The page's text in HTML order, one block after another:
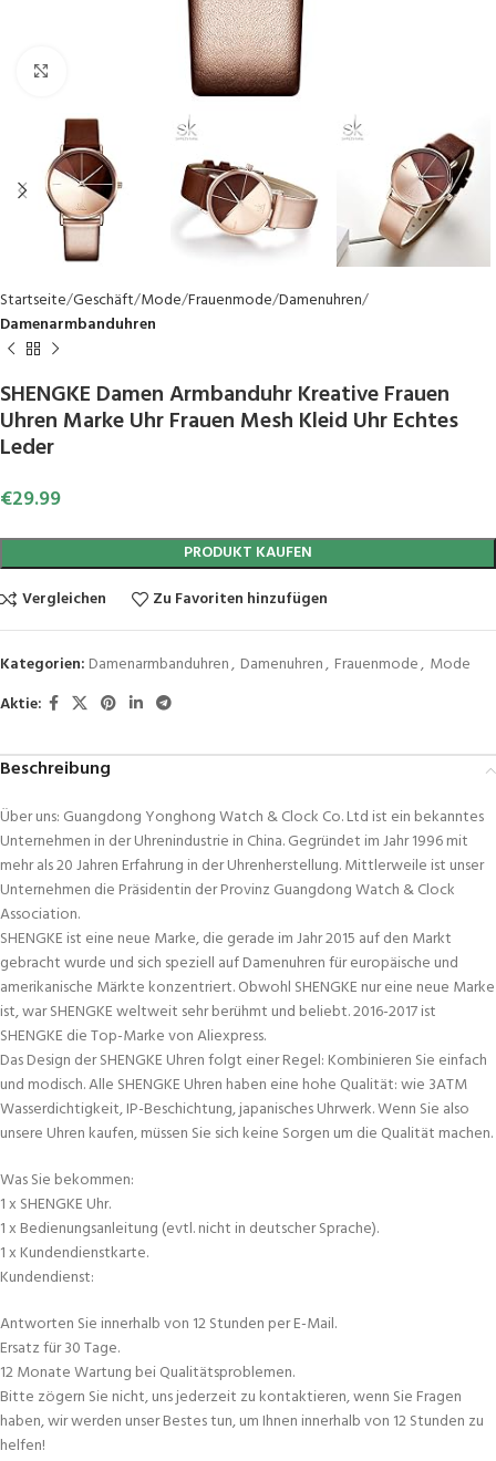
Startseite Geschäft Mode Frauenmode Damenuhren
Damenarmbanduhren
SHENGKE Damen Armbanduhr Kreative Frauen
Uhren Marke Uhr Frauen Mesh Kleid Uhr Echtes
Leder
€29.99
PRODUKT KAUFEN
Vergleichen
Zu Favoriten hinzufügen
Kategorien: Damenarmbanduhren, Damenuhren, Frauenmode, Mode
Aktie:
Beschreibung
Über uns: Guangdong Yonghong Watch & Clock Co. Ltd ist ein bekanntes
Unternehmen in der Uhrenindustrie in China. Gegründet im Jahr 1996 mit
mehr als 20 Jahren Erfahrung in der Uhrenherstellung. Mittlerweile ist unser
Unternehmen die Präsidentin der Provinz Guangdong Watch & Clock
Association.
SHENGKE ist eine neue Marke, die gerade im Jahr 2015 auf den Markt
gebracht wurde und sich speziell auf Damenuhren für europäische und
amerikanische Märkte konzentriert. Obwohl SHENGKE nur eine neue Marke
ist, war SHENGKE weltweit sehr berühmt und beliebt. 2016-2017 ist
SHENGKE die Top-Marke von Aliexpress.
Das Design der SHENGKE Uhren folgt einer Regel: Kombinieren Sie einfach
und modisch. Alle SHENGKE Uhren haben eine hohe Qualität: wie 3ATM
Wasserdichtigkeit, IP-Beschichtung, japanisches Uhrwerk. Wenn Sie also
unsere Uhren kaufen, müssen Sie sich keine Sorgen um die Qualität machen.
Was Sie bekommen:
1 x SHENGKE Uhr.
1 x Bedienungsanleitung (evtl. nicht in deutscher Sprache).
1 x Kundendienstkarte.
Kundendienst:
Antworten Sie innerhalb von 12 Stunden per E-Mail.
Ersatz für 30 Tage.
12 Monate Wartung bei Qualitätsproblemen.
Bitte zögern Sie nicht, uns jederzeit zu kontaktieren, wenn Sie Fragen
haben, wir werden unser Bestes tun, um Ihnen innerhalb von 12 Stunden zu
helfen!